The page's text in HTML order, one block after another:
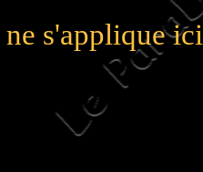
s'applique